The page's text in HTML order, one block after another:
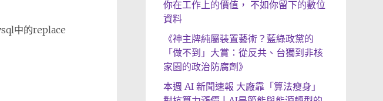
中的replace
你在工作上的價值， 不如你留下的數位
資料
《神主牌純屬裝置藝術？藍綠政黨的
「做不到」大賞：從反共、台獨到非核
家園的政治防腐劑》
本週 AI 新聞速報 大廠靠「算法瘦身」